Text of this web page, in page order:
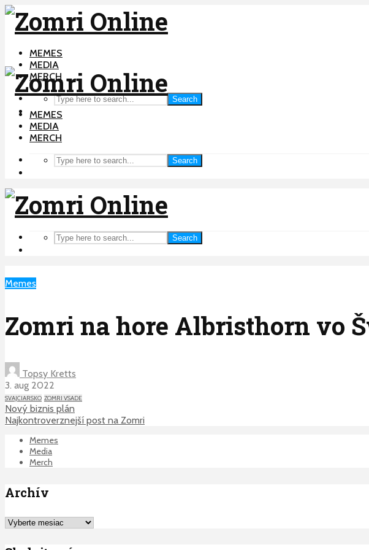
MEMES
MEDIA
MERCH
Search
MEMES
MEDIA
MERCH
Search
Search
Memes
Zomri na hore Albristhorn vo
Topsy Kretts
3. aug 2022
SVAJCIARSKO ZOMRI VSADE
Nový biznis plán
Najkontroverznejší post na Zomri
Memes
Media
Merch
Archív
Archív